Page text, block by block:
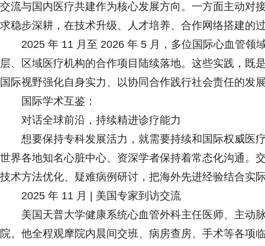
交流与国内医疗共建作为核心发展方向。一方面主动对
求稳步深耕，在技术升级、人才培养、合作网络搭建的
2025 年 11 月至 2026 年 5 月，多位国际心血管领
层、区域医疗机构的合作项目陆续落地。这些实践，既
国际视野强化自身实力、以协同合作践行社会责任的发
国际学术互鉴：
对话全球前沿，持续精进诊疗能力
想要保持专科发展活力，就需要持续和国际权威医
世界各地知名心脏中心、资深学者保持着常态化沟通。
技术方法优化、疑难病例研讨，把海外先进经验结合实
2025 年 11 月 | 美国专家到访交流
美国天普大学健康系统心血管外科主任医师、主动
院。他全程观摩院内晨间交班、病房查房、手术等各项